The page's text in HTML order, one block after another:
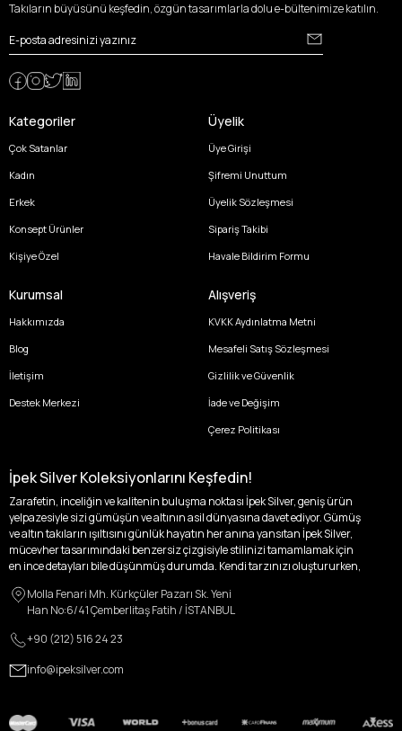
Takıların büyüsünü keşfedin, özgün tasarımlarla dolu e-bültenimize katılın.
Kategoriler
Çok Satanlar
Kadın
Erkek
Konsept Ürünler
Kişiye Özel
Üyelik
Üye Girişi
Şifremi Unuttum
Üyelik Sözleşmesi
Sipariş Takibi
Havale Bildirim Formu
Kurumsal
Hakkımızda
Blog
İletişim
Destek Merkezi
Alışveriş
KVKK Aydınlatma Metni
Mesafeli Satış Sözleşmesi
Gizlilik ve Güvenlik
İade ve Değişim
Çerez Politikası
İpek Silver Koleksiyonlarını Keşfedin!
Zarafetin, inceliğin ve kalitenin buluşma noktası İpek Silver, geniş ürün
yelpazesiyle sizi gümüşün ve altının asil dünyasına davet ediyor. Gümüş
ve altın takıların ışıltısını günlük hayatın her anına yansıtan İpek Silver,
mücevher tasarımındaki benzersiz çizgisiyle stilinizi tamamlamak için
en ince detayları bile düşünmüş durumda. Kendi tarzınızı oluştururken,
özgünlüğünüzü ön plana çıkaracak tasarımlarımızla tanışın.
İpek Silver’da her bir parça, sizin benzersiz hikayenizi anlatıyor. İster
kendinizi ifade etmek için özel bir parça arayışında olun, ister
sevdiklerinize unutulmaz bir hediye vermek isteyin, her zevke ve her anı
ölümsüzleştirecek anlara uygun seçeneklerimizle yanınızdayız.
Molla Fenari Mh. Kürkçüler Pazarı Sk. Yeni
Han No:6/41 Çemberlitaş Fatih / İSTANBUL
+90 (212) 516 24 23
info@ipeksilver.com